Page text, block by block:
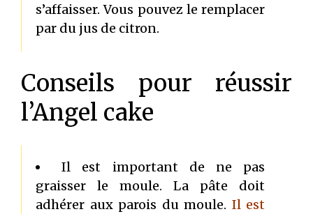
s’affaisser. Vous pouvez le remplacer
par du jus de citron.
Conseils pour réussir
l’Angel cake
Il est important de ne pas
graisser le moule. La pâte doit
adhérer aux parois du moule. Il est